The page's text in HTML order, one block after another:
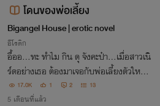
โดนของพ่อเลี้ยง
Bigangel House | erotic novel
อีโรติก
อื้ออ...ทะ ทำไม กิน ดุ จังคะป๋า...เมื่อสาวเนิ
ร์ดอย่างเธอ ต้องมาเจอกับพ่อเลี้ยงตัวใหญ่ยั
กษ์ จอมเย็นชา
17.0K 1 2 13
5 เดือนที่แล้ว